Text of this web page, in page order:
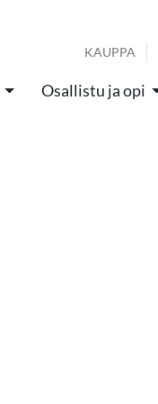
KAUPPA
Osallistu ja opi